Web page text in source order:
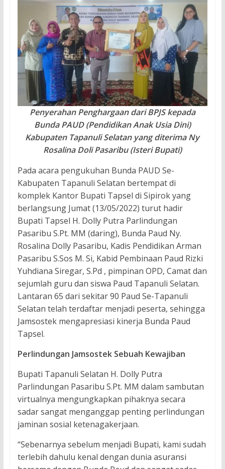
Penyerahan Penghargaan dari BPJS kepada
Bunda PAUD (Pendidikan Anak Usia Dini)
Kabupaten Tapanuli Selatan yang diterima Ny
Rosalina Doli Pasaribu (Isteri Bupati)
Pada acara pengukuhan Bunda PAUD Se-
Kabupaten Tapanuli Selatan bertempat di
komplek Kantor Bupati Tapsel di Sipirok yang
berlangsung Jumat (13/05/2022) turut hadir
Bupati Tapsel H. Dolly Putra Parlindungan
Pasaribu S.Pt. MM (daring), Bunda Paud Ny.
Rosalina Dolly Pasaribu, Kadis Pendidikan Arman
Pasaribu S.Sos M. Si, Kabid Pembinaan Paud Rizki
Yuhdiana Siregar, S.Pd , pimpinan OPD, Camat dan
sejumlah guru dan siswa Paud Tapanuli Selatan.
Lantaran 65 dari sekitar 90 Paud Se-Tapanuli
Selatan telah terdaftar menjadi peserta, sehingga
Jamsostek mengapresiasi kinerja Bunda Paud
Tapsel.
Perlindungan Jamsostek Sebuah Kewajiban
Bupati Tapanuli Selatan H. Dolly Putra
Parlindungan Pasaribu S.Pt. MM dalam sambutan
virtualnya mengungkapkan pihaknya secara
sadar sangat menganggap penting perlindungan
jaminan sosial ketenagakerjaan.
“Sebenarnya sebelum menjadi Bupati, kami sudah
terlebih dahulu kenal dengan dunia asuransi